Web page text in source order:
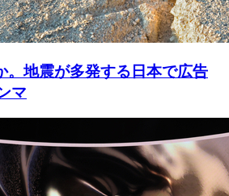
。地震が多発する日本で広告
マ